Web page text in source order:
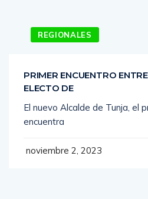
REGIONALES
PRIMER ENCUENTRO
ELECTO DE
El nuevo Alcalde de Tunja, el
encuentra
noviembre 2, 2023